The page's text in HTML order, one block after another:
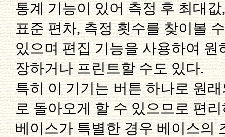
통계 기능이 있어 측정 후 최대
표준 편차, 측정 횟수를 찾이볼 수
있으며 편집 기능을 사용하여 원
장하거나 프린트할 수도 있다.
특히 이 기기는 버튼 하나로 원
로 돌아오게 할 수 있으므로 편
베이스가 특별한 경우 베이스의